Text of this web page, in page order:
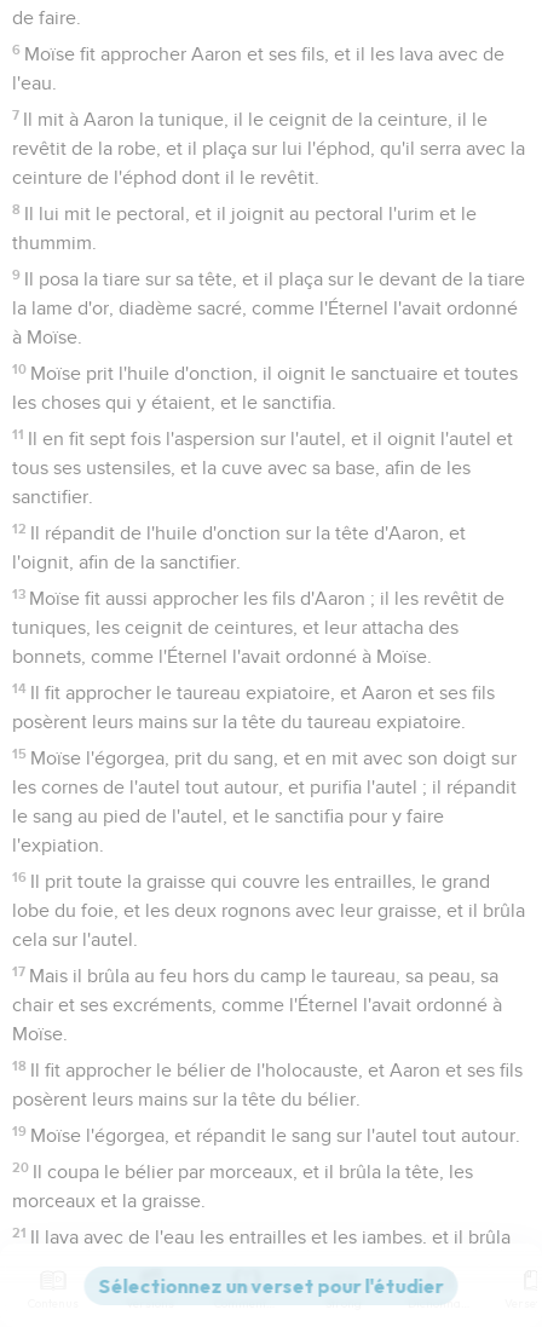
de faire.
6 Moïse fit approcher Aaron et ses fils, et il les lava avec de
l'eau.
7 Il mit à Aaron la tunique, il le ceignit de la ceinture, il le
revêtit de la robe, et il plaça sur lui l'éphod, qu'il serra avec la
ceinture de l'éphod dont il le revêtit.
8 Il lui mit le pectoral, et il joignit au pectoral l'urim et le
thummim.
9 Il posa la tiare sur sa tête, et il plaça sur le devant de la tiare
la lame d'or, diadème sacré, comme l'Éternel l'avait ordonné
à Moïse.
10 Moïse prit l'huile d'onction, il oignit le sanctuaire et toutes
les choses qui y étaient, et le sanctifia.
11 Il en fit sept fois l'aspersion sur l'autel, et il oignit l'autel et
tous ses ustensiles, et la cuve avec sa base, afin de les
sanctifier.
12 Il répandit de l'huile d'onction sur la tête d'Aaron, et
l'oignit, afin de la sanctifier.
13 Moïse fit aussi approcher les fils d'Aaron ; il les revêtit de
tuniques, les ceignit de ceintures, et leur attacha des
bonnets, comme l'Éternel l'avait ordonné à Moïse.
14 Il fit approcher le taureau expiatoire, et Aaron et ses fils
posèrent leurs mains sur la tête du taureau expiatoire.
15 Moïse l'égorgea, prit du sang, et en mit avec son doigt sur
les cornes de l'autel tout autour, et purifia l'autel ; il répandit
le sang au pied de l'autel, et le sanctifia pour y faire
l'expiation.
16 Il prit toute la graisse qui couvre les entrailles, le grand
lobe du foie, et les deux rognons avec leur graisse, et il brûla
cela sur l'autel.
17 Mais il brûla au feu hors du camp le taureau, sa peau, sa
chair et ses excréments, comme l'Éternel l'avait ordonné à
Moïse.
18 Il fit approcher le bélier de l'holocauste, et Aaron et ses fils
posèrent leurs mains sur la tête du bélier.
19 Moïse l'égorgea, et répandit le sang sur l'autel tout autour.
20 Il coupa le bélier par morceaux, et il brûla la tête, les
morceaux et la graisse.
21 Il lava avec de l'eau les entrailles et les jambes, et il brûla
tout le bélier sur l'autel : ce fut l'holocauste, ce fut un
sacrifice consumé par le feu, d'une agréable odeur à
Versions Commentaires Strong